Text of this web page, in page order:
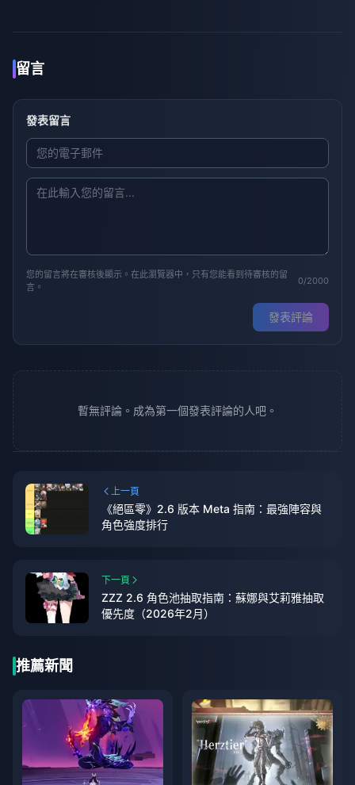
留言
發表留言
您的留言將在審核後顯示。在此瀏覽器中，只有您能看到待審核的留
言。
0/2000
發表評論
暫無評論。成為第一個發表評論的人吧。
上一頁
《絕區零》2.6 版本 Meta 指南：最強陣容與
角色強度排行
下一頁
ZZZ 2.6 角色池抽取指南：蘇娜與艾莉雅抽取
優先度（2026年2月）
推薦新聞